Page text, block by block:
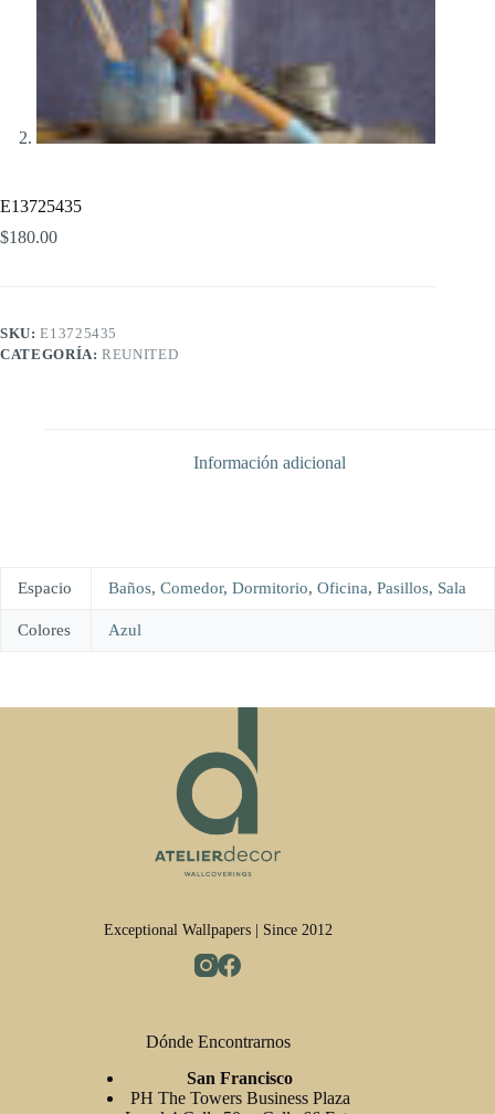
E13725435
$180.00
SKU:E13725435
CATEGORÍA:REUNITED
Información adicional
Espacio Baños, Comedor, Dormitorio, Oficina, Pasillos, Sala
Colores Azul
Exceptional Wallpapers | Since 2012
Dónde Encontrarnos
San Francisco
PH The Towers Business Plaza